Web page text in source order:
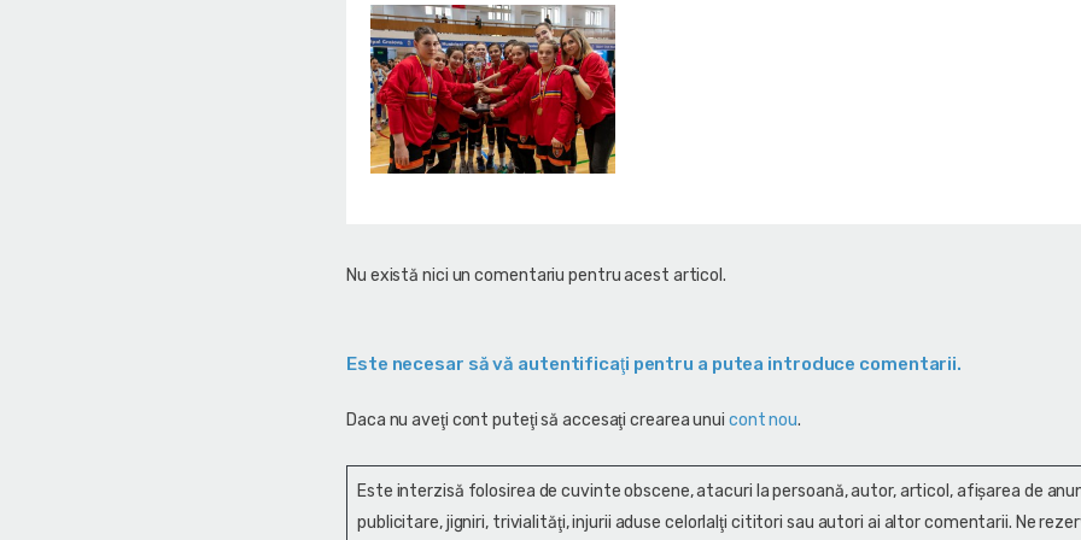
Nu există nici un comentariu pentru acest articol.
Este necesar să vă autentificaţi pentru a putea introduce comentarii.
Daca nu aveţi cont puteţi să accesaţi crearea unui cont nou.
Este interzisă folosirea de cuvinte obscene, atacuri la persoană, autor, articol, afişarea de
publicitare, jigniri, trivialităţi, injurii aduse celorlalţi cititori sau autori ai altor comentarii. Ne